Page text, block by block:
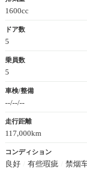
1600cc
ドア数
5
乗員数
5
車検/整備
--/--/--
走行距離
117,000km
コンディション
良好 有些瑕疵 禁烟